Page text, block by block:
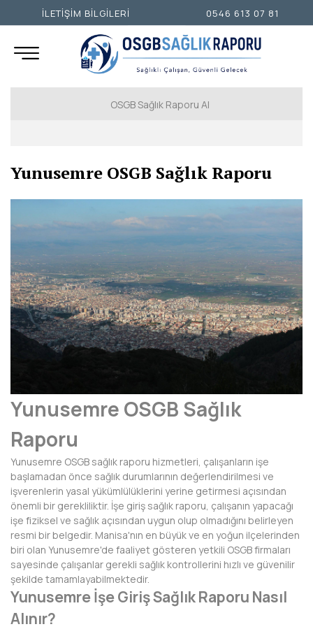
OSGB Sağlık Raporu Al
İSTANBUL ANADOLU YAKASI
ANKARA
İZMİR
ADANA
ADIYAMAN
AFYONKARAHİSAR
AĞRI
AMASYA
ANTALYA
ARDAHAN
ARTVİN
AYDIN
BALIKESİR
BARTIN
BATMAN
Yunusemre OSGB Sağlık Raporu
Yunusemre OSGB Sağlık
Raporu
Yunusemre OSGB sağlık raporu hizmetleri, çalışanların işe
başlamadan önce sağlık durumlarının değerlendirilmesi ve
işverenlerin yasal yükümlülüklerini yerine getirmesi açısından
önemli bir gerekliliktir. İşe giriş sağlık raporu, çalışanın yapacağı
işe fiziksel ve sağlık açısından uygun olup olmadığını belirleyen
resmi bir belgedir. Manisa'nın en büyük ve en yoğun ilçelerinden
biri olan Yunusemre'de faaliyet gösteren yetkili OSGB firmaları
sayesinde çalışanlar gerekli sağlık kontrollerini hızlı ve güvenilir
şekilde tamamlayabilmektedir.
Yunusemre İşe Giriş Sağlık Raporu Nasıl
Alınır?
İLETİŞİM BİLGİLERİ 0546 613 07 81